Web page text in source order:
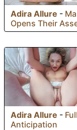
Adira Allure -
Opens Their
Adira Allure -
Anticipation